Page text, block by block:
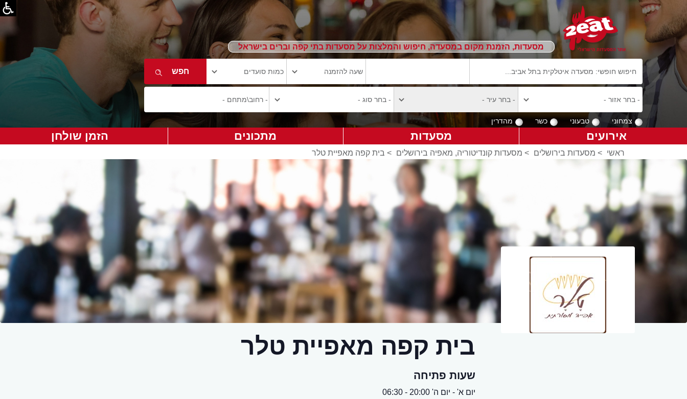
מסעדות, הזמנת מקום במסעדה, חיפוש והמלצות על מסעדות בתי קפה וברים בישראל
צמחוני טבעוני כשר מהדרין
אירועים מסעדות מתכונים הזמן שולחן
ראשי > מסעדות בירושלים > מסעדות קונדיטוריה, מאפיה בירושלים > בית קפה מאפיית טלר
בית קפה מאפיית טלר
שעות פתיחה
יום א' - יום ה' 20:00 - 06:30